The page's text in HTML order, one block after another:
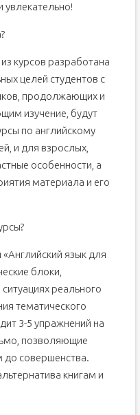
курсов разработана
целей студентов с
продолжающих и
изучение, будут
по английскому
и для взрослых,
особенности, а
материала и его
язык для
блоки,
реального
тематического
3-5 упражнений на
позволяющие
до совершенства.
книгам и